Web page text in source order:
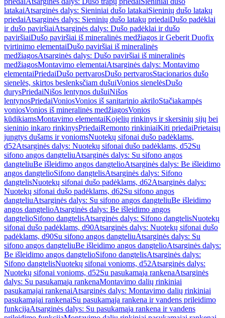
latakaiAtsarginės dalys: Sieniniai dušo latakaiSieninių dušo latakų
priedaiAtsarginės dalys: Sieninių dušo latakų priedaiDušo padėklai
ir dušo paviršiaiAtsarginės dalys: Dušo padėklai ir dušo
paviršiaiDušo paviršiai iš mineralinės medžiagos ir Geberit Duofix
tvirtinimo elementaiDušo paviršiai iš mineralinės
medžiagosAtsarginės dalys: Dušo paviršiai iš mineralinės
medžiagosMontavimo elementaiAtsarginės dalys: Montavimo
elementaiPriedaiDušo pertvarosDušo pertvarosStacionarios dušo
sienelės, skirtos beslenksčiam dušuiVonios sienelėsDušo
durysPriedaiNišos lentynos dušuiNišos
lentynosPriedaiVoniosVonios iš sanitarinio akriloStačiakampės
voniosVonios iš mineralinės medžiagosVonios
kūdikiamsMontavimo elementaiKojelių rinkinys ir skersinių sijų bei
sieninio inkaro rinkinysPriedaiRemonto rinkiniaiKiti priedaiPrietaisų
jungtys dušams ir voniomsNuotekų sifonai dušo padėklams,
d52Atsarginės dalys: Nuotekų sifonai dušo padėklams, d52Su
sifono angos dangteliuAtsarginės dalys: Su sifono angos
dangteliuBe išleidimo angos dangtelioAtsarginės dalys: Be išleidimo
angos dangtelioSifono dangtelisAtsarginės dalys: Sifono
dangtelisNuotekų sifonai dušo padėklams, d62Atsarginės dalys:
Nuotekų sifonai dušo padėklams, d62Su sifono angos
dangteliuAtsarginės dalys: Su sifono angos dangteliuBe išleidimo
angos dangtelioAtsarginės dalys: Be išleidimo angos
dangtelioSifono dangtelisAtsarginės dalys: Sifono dangtelisNuotekų
sifonai dušo padėklams, d90Atsarginės dalys: Nuotekų sifonai dušo
padėklams, d90Su sifono angos dangteliuAtsarginės dalys: Su
sifono angos dangteliuBe išleidimo angos dangtelioAtsarginės dalys:
Be išleidimo angos dangtelioSifono dangtelisAtsarginės dalys:
Sifono dangtelisNuotekų sifonai vonioms, d52Atsarginės dalys:
Nuotekų sifonai vonioms, d52Su pasukamąja rankenaAtsarginės
dalys: Su pasukamąja rankenaMontavimo dalių rinkiniai
pasukamajai rankenaiAtsarginės dalys: Montavimo dalių rinkiniai
pasukamajai rankenaiSu pasukamąja rankena ir vandens prileidimo
funkcijaAtsarginės dalys: Su pasukamąja rankena ir vandens